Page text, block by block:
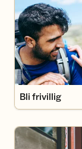
Bli frivillig
Bli medlem